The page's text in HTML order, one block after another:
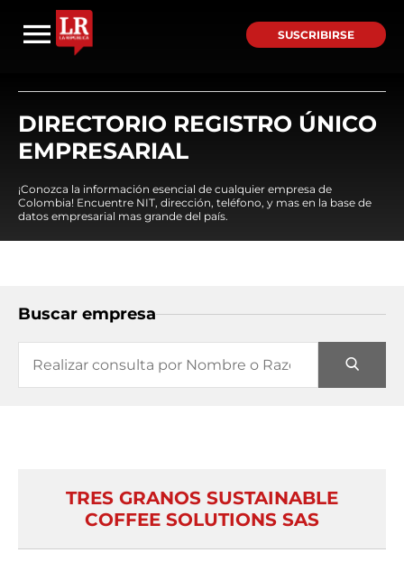
SUSCRIBIRSE
DIRECTORIO REGISTRO ÚNICO
EMPRESARIAL
¡Conozca la información esencial de cualquier empresa de
Colombia! Encuentre NIT, dirección, teléfono, y mas en la base de
datos empresarial mas grande del país.
Buscar empresa
TRES GRANOS SUSTAINABLE
COFFEE SOLUTIONS SAS